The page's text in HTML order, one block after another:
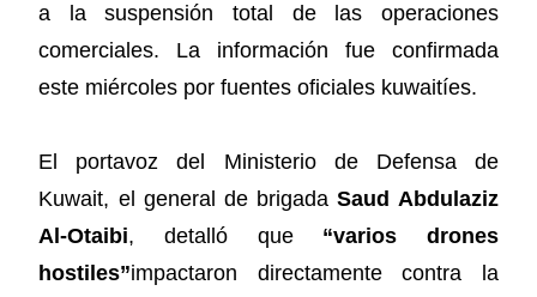
a la suspensión total de las operaciones
comerciales. La información fue confirmada
este miércoles por fuentes oficiales kuwaitíes.
El portavoz del Ministerio de Defensa de
Kuwait, el general de brigadaSaud Abdulaziz
Al-Otaibi, detalló que “varios drones
hostiles”impactaron directamente contra la